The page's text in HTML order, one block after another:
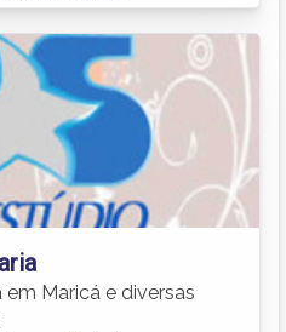
Maricá e diversas